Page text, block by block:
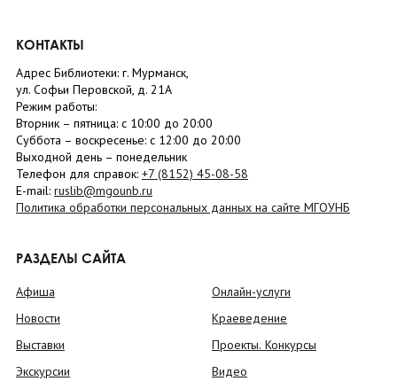
КОНТАКТЫ
Адрес Библиотеки: г. Мурманск,
ул. Софьи Перовской, д. 21А
Режим работы:
Вторник – пятница: с 10:00 до 20:00
Суббота – воскресенье: c 12:00 до 20:00
Выходной день – понедельник
Телефон для справок: +7 (8152) 45-08-58
E-mail: ruslib@mgounb.ru
Политика обработки персональных данных на сайте МГОУНБ
РАЗДЕЛЫ САЙТА
Афиша
Новости
Выставки
Экскурсии
Онлайн-услуги
Краеведение
Проекты. Конкурсы
Видео